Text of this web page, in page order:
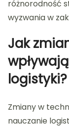
różnorodność
wyzwania w
Jak
logistyki?
Zmiany w
nauczanie